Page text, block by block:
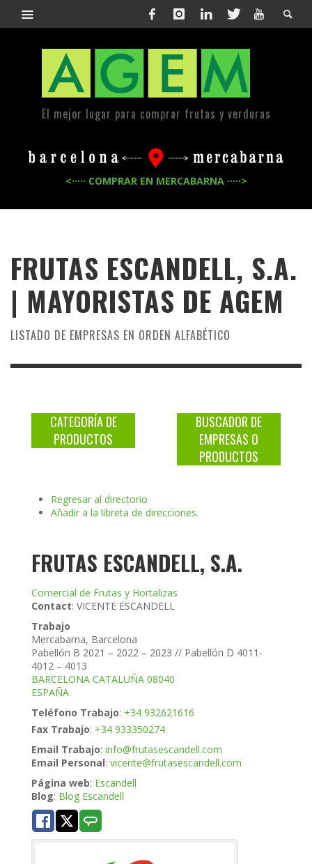
El mejor lugar para comprar frutas y verduras
<····· COMPRAR EN MERCABARNA ·····>
FRUTAS ESCANDELL, S.A.
| MAYORISTAS DE AGEM
LISTADO DE EMPRESAS EN ORDEN ALFABÉTICO
CATEGORÍA DE
PRODUCTOS
BUSCADOR DE
EMPRESAS O
PRODUCTOS
Regresar al directorio
Añadir a la libreta de direcciones.
FRUTAS ESCANDELL, S.A.
Comercial de Frutas y Hortalizas
Contact: VICENTE ESCANDELL
Trabajo
Mercabarna, Barcelona
Pabellón B 2021 – 2022 – 2023 // Pabellón D 4011-
4012 – 4013
BARCELONA CATALUÑA 08040
ESPAÑA
Teléfono Trabajo: +34 932621616
Fax Trabajo: +34 933350274
Email Trabajo: info@frutasescandell.com
Email Personal: vicente@frutasescandell.com
Página web: Escandell
Blog: Blog Escandell